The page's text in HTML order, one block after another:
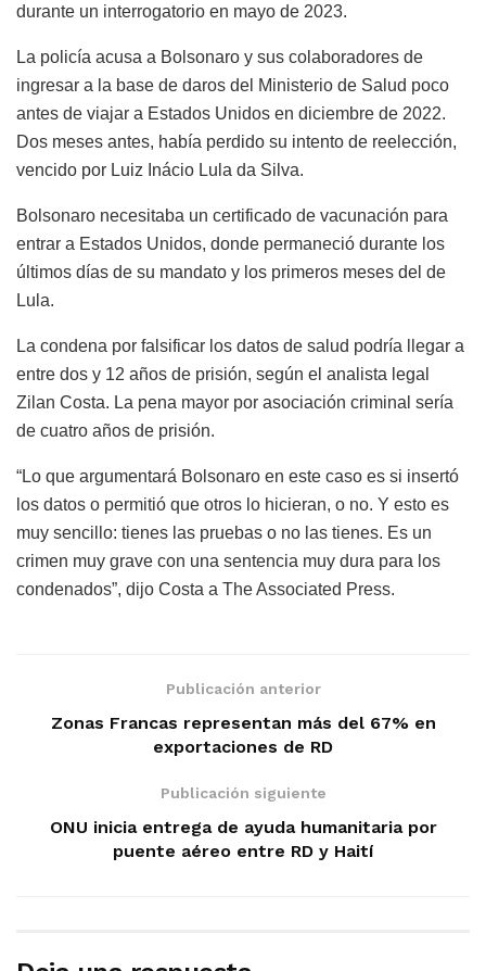
durante un interrogatorio en mayo de 2023.
La policía acusa a Bolsonaro y sus colaboradores de
ingresar a la base de daros del Ministerio de Salud poco
antes de viajar a Estados Unidos en diciembre de 2022.
Dos meses antes, había perdido su intento de reelección,
vencido por Luiz Inácio Lula da Silva.
Bolsonaro necesitaba un certificado de vacunación para
entrar a Estados Unidos, donde permaneció durante los
últimos días de su mandato y los primeros meses del de
Lula.
La condena por falsificar los datos de salud podría llegar a
entre dos y 12 años de prisión, según el analista legal
Zilan Costa. La pena mayor por asociación criminal sería
de cuatro años de prisión.
“Lo que argumentará Bolsonaro en este caso es si insertó
los datos o permitió que otros lo hicieran, o no. Y esto es
muy sencillo: tienes las pruebas o no las tienes. Es un
crimen muy grave con una sentencia muy dura para los
condenados”, dijo Costa a The Associated Press.
Publicación anterior
Zonas Francas representan más del 67% en
exportaciones de RD
Publicación siguiente
ONU inicia entrega de ayuda humanitaria por
puente aéreo entre RD y Haití